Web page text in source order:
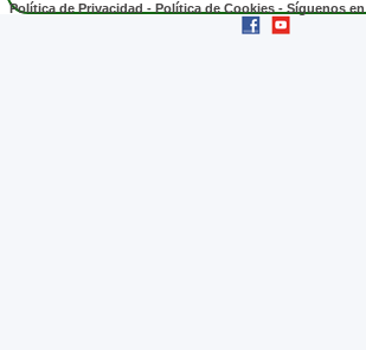
Política de Privacidad - Política de Cookies - Síguenos